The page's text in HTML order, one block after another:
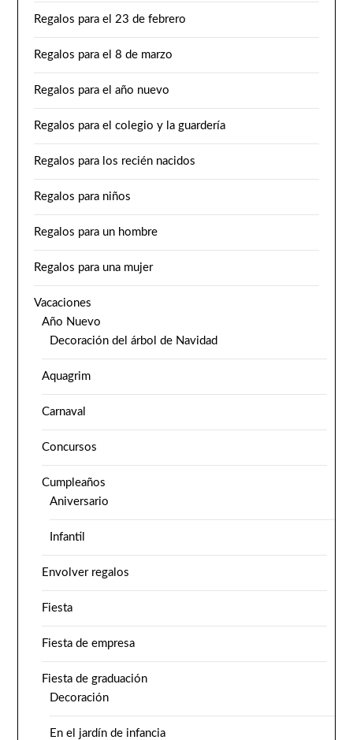
Regalos para el 23 de febrero
Regalos para el 8 de marzo
Regalos para el año nuevo
Regalos para el colegio y la guardería
Regalos para los recién nacidos
Regalos para niños
Regalos para un hombre
Regalos para una mujer
Vacaciones
Año Nuevo
Decoración del árbol de Navidad
Aquagrim
Carnaval
Concursos
Cumpleaños
Aniversario
Infantil
Envolver regalos
Fiesta
Fiesta de empresa
Fiesta de graduación
Decoración
En el jardín de infancia